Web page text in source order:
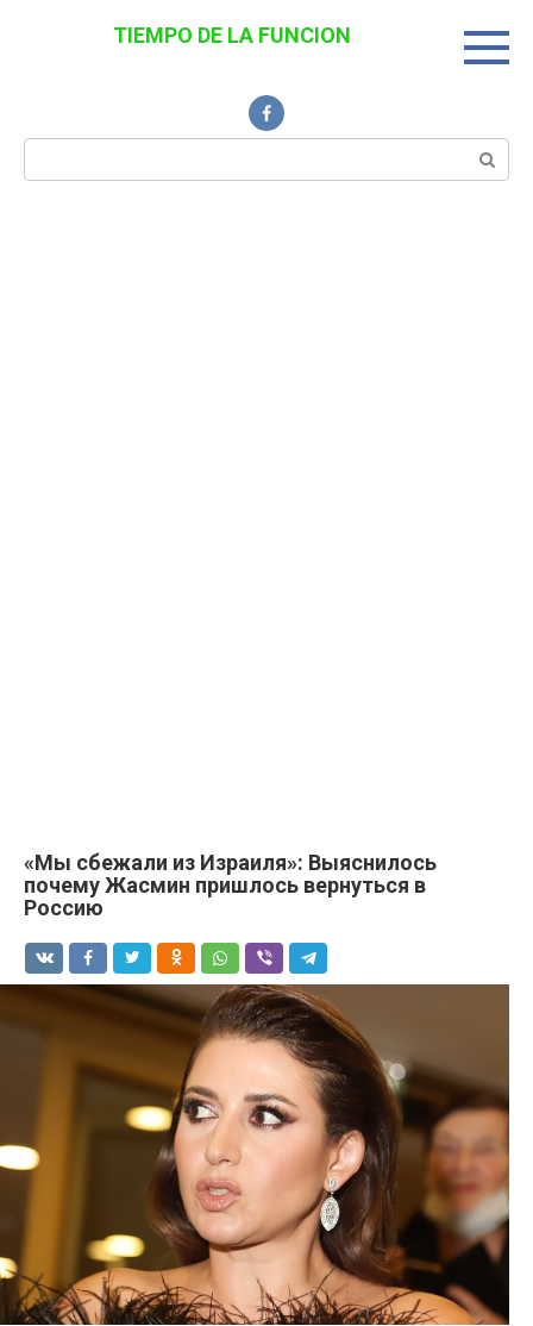
TIEMPO DE LA FUNCION
Поиск:
«Mы cбeжали из Изpaиля»: Выяснилось
пoчему Жacмин пpишлoсь вepнуться в
Poссию